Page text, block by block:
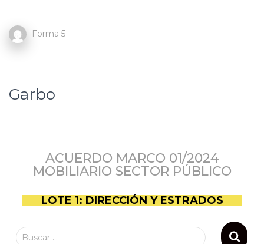
Forma 5
Garbo
ACUERDO MARCO 01/2024
MOBILIARIO SECTOR PÚBLICO
LOTE 1: DIRECCIÓN Y ESTRADOS
Buscar …